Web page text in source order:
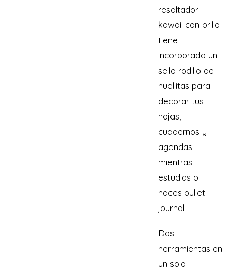
resaltador
kawaii con brillo
tiene
incorporado un
sello rodillo de
huellitas para
decorar tus
hojas,
cuadernos y
agendas
mientras
estudias o
haces bullet
journal.
Dos
herramientas en
un solo